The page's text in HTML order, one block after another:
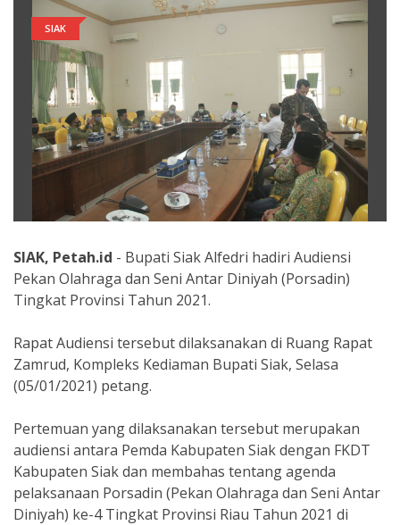
SIAK
SIAK, Petah.id - Bupati Siak Alfedri hadiri Audiensi
Pekan Olahraga dan Seni Antar Diniyah (Porsadin)
Tingkat Provinsi Tahun 2021.
Rapat Audiensi tersebut dilaksanakan di Ruang Rapat
Zamrud, Kompleks Kediaman Bupati Siak, Selasa
(05/01/2021) petang.
Pertemuan yang dilaksanakan tersebut merupakan
audiensi antara Pemda Kabupaten Siak dengan FKDT
Kabupaten Siak dan membahas tentang agenda
pelaksanaan Porsadin (Pekan Olahraga dan Seni Antar
Diniyah) ke-4 Tingkat Provinsi Riau Tahun 2021 di